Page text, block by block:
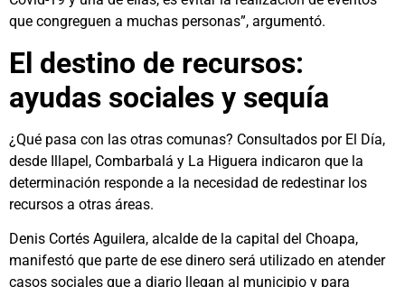
que congreguen a muchas personas”, argumentó.
El destino de recursos:
ayudas sociales y sequía
¿Qué pasa con las otras comunas? Consultados por El Día,
desde Illapel, Combarbalá y La Higuera indicaron que la
determinación responde a la necesidad de redestinar los
recursos a otras áreas.
Denis Cortés Aguilera, alcalde de la capital del Choapa,
manifestó que parte de ese dinero será utilizado en atender
casos sociales que a diario llegan al municipio y para